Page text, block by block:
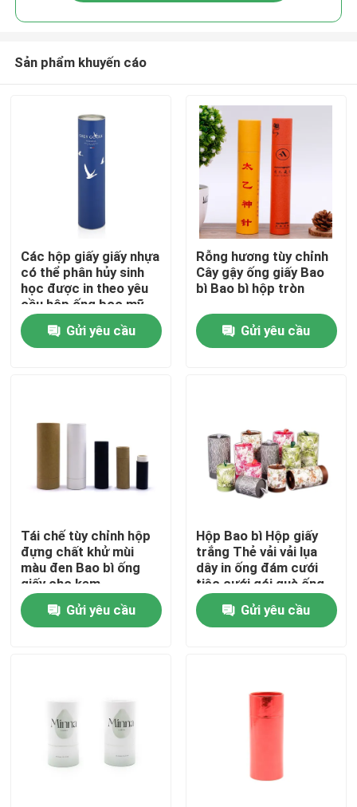
Trang chủ
Về chúng tôi
Tham quan nhà máy
Kiểm soát chất lượng
Sản phẩm khuyến cáo
Các hộp giấy giấy nhựa
có thể phân hủy sinh
học được in theo yêu
cầu hộp ống bọc mỹ
phẩm hộp ống với nắp
trí tuệ Gửi yêu cầu
Rỗng hương tùy chỉnh
Cây gậy ống giấy Bao
bì Bao bì hộp tròn
Gửi yêu cầu
Tái chế tùy chỉnh hộp
đựng chất khử mùi
màu đen Bao bì ống
giấy cho kem
Gửi yêu cầu
Hộp Bao bì Hộp giấy
trắng Thẻ vải vải lụa
dây in ống đám cưới
tiệc cưới gói quà ống
Gửi yêu cầu